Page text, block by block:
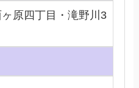
原四丁目・滝野川3